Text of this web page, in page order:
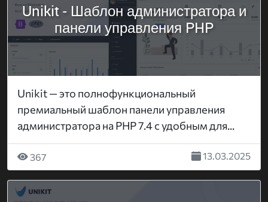
Unikit - Шаблон администратора и
панели управления PHP
Unikit — это полнофункциональный
премиальный шаблон панели управления
администратора на PHP 7.4 с удобным для...
367 13.03.2025